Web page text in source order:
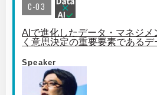
C-03
AIで進化したデータ・マネジメ
く意思決定の重要要素である
Speaker